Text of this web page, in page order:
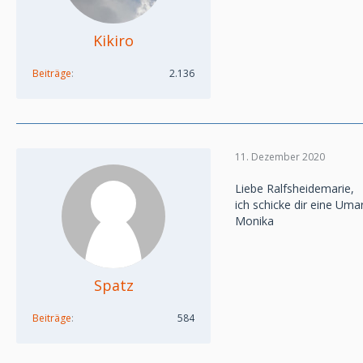
Kikiro
Beiträge 2.136
Spatz
Beiträge 584
11. Dezember 2020
Liebe Ralfsheidemarie,
ich schicke dir eine
Monika